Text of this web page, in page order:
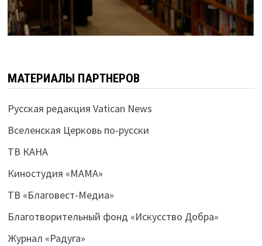
МАТЕРИАЛЫ ПАРТНЕРОВ
Русская редакция Vatican News
Вселенская Церковь по-русски
ТВ КАНА
Киностудия «МАМА»
ТВ «Благовест-Медиа»
Благотворительный фонд «Искусство Добра»
Журнал «Радуга»